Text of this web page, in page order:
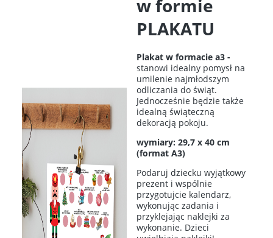
w formie
PLAKATU
Plakat w formacie a3 -
stanowi idealny pomysł na
umilenie najmłodszym
odliczania do świąt.
Jednocześnie będzie także
idealną świąteczną
dekoracją pokoju.
wymiary: 29,7 x 40 cm
(format A3)
Podaruj dziecku wyjątkowy
prezent i wspólnie
przygotujcie kalendarz,
wykonując zadania i
przyklejając naklejki za
wykonanie. Dzieci